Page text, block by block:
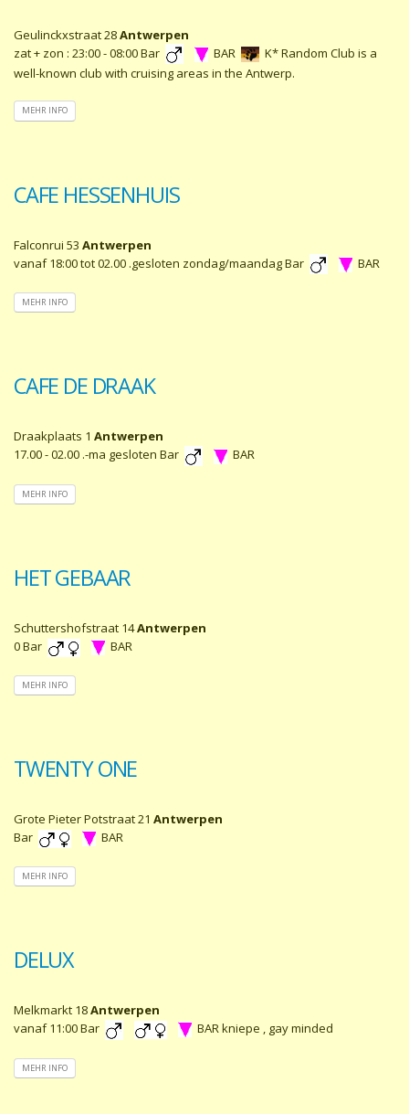
Geulinckxstraat 28Antwerpen
zat + zon : 23:00 - 08:00 Bar
BAR
K* Random Club is a
well-known club with cruising areas in the Antwerp.
MEHR INFO
CAFE HESSENHUIS
Falconrui 53 Antwerpen
vanaf 18:00 tot 02.00 .gesloten zondag/maandag Bar
BAR
MEHR INFO
CAFE DE DRAAK
Draakplaats 1 Antwerpen
17.00 - 02.00 .-ma gesloten Bar
BAR
MEHR INFO
HET GEBAAR
Schuttershofstraat 14Antwerpen
0 Bar
BAR
MEHR INFO
TWENTY ONE
Grote Pieter Potstraat 21 Antwerpen
Bar
BAR
MEHR INFO
DELUX
Melkmarkt 18Antwerpen
vanaf 11:00 Bar
BAR kniepe , gay minded
MEHR INFO